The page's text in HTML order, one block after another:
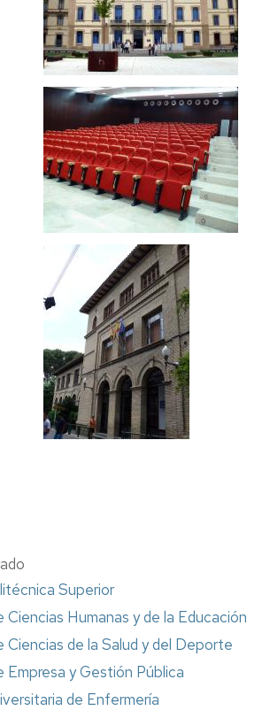
Superior
Ciencias Humanas y de la Educación
Ciencias de la Salud y del Deporte
Empresa y Gestión Pública
de Enfermería